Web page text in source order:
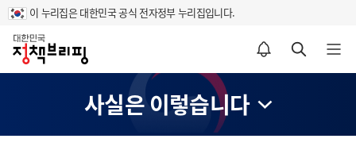
이 누리집은 대한민국 공식 전자정부 누리집입니다.
홈
알림설정 바로가기 검색 바로가기 메뉴 열기
사실은 이렇습니다